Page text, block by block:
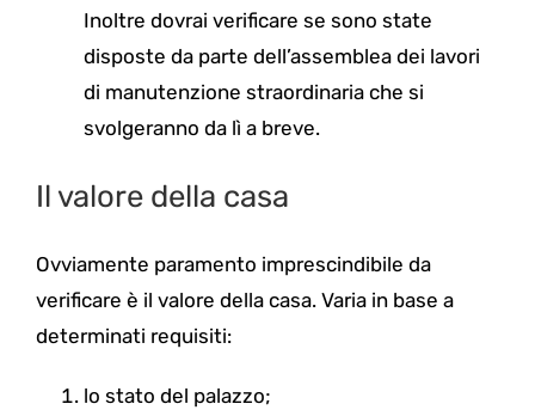
Inoltre dovrai verificare se sono state
disposte da parte dell’assemblea dei lavori
di manutenzione straordinaria che si
svolgeranno da lì a breve.
Il valore della casa
Ovviamente paramento imprescindibile da
verificare è il valore della casa. Varia in base a
determinati requisiti:
lo stato del palazzo;